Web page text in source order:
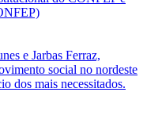
e Jarbas Ferraz,
social no nordeste
dos mais necessitados.